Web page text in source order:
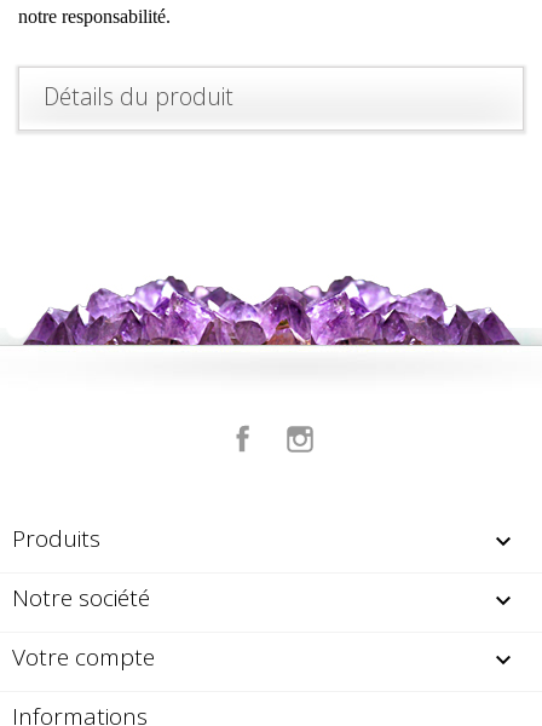
notre responsabilité.
Détails du produit
Facebook
Produits 
Notre société 
Votre compte 
Informations